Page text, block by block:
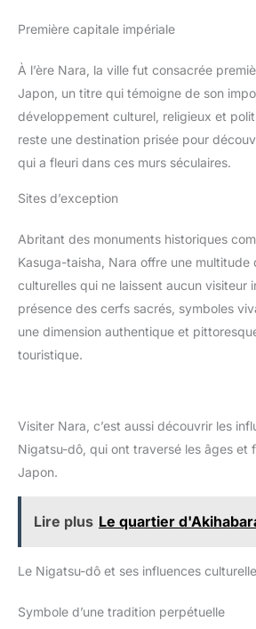
Première capitale impériale
À l’ère Nara, la ville fut consacrée
Japon, un titre qui témoigne de son
développement culturel, religieux et
reste une destination prisée pour
qui a fleuri dans ces murs séculaires.
Sites d’exception
Abritant des monuments historiques
Kasuga-taisha, Nara offre une multitude
culturelles qui ne laissent aucun visiteur
présence des cerfs sacrés, symboles
une dimension authentique et
touristique.
Visiter Nara, c’est aussi découvrir les
Nigatsu-dô, qui ont traversé les âges et
Japon.
Lire plus Le quartier
Le Nigatsu-dô et ses influences
Symbole d’une tradition perpétuelle